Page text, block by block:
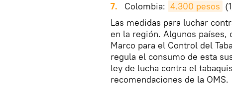
Colombia: 4.300 pesos
Las medidas para luchar
en la región. Algunos
Marco para el Control del
regula el consumo de esta
ley de lucha contra el
recomendaciones de la OMS.